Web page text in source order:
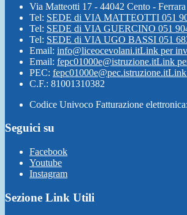
Via Matteotti 17 - 44042 Cento - Ferrara
Tel: SEDE di VIA MATTEOTTI 051
Tel: SEDE di VIA GUERCINO 051
Tel: SEDE di VIA UGO BASSI 051
Email: info@liceocevolani.itLink per
Email: fepc01000e@istruzione.itLink
PEC: fepc01000e@pec.istruzione.itLink
C.F.: 81001310382
Codice Univoco Fatturazione
Seguici su
Facebook
Youtube
Instagram
Sezione Link Utili